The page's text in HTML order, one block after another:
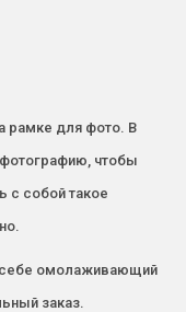
рамке для фото. В
чтобы
с собой такое
себе омолаживающий
заказ.